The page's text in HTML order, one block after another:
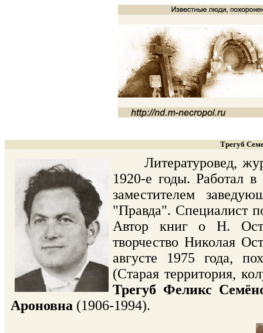
Трегуб
Литературовед,
1920-е годы. Работал
заместителем
"Правда". Специалист
Автор книг о Н.
творчество Николая
августе 1975 года,
(Старая территория,
Трегуб Феликс
Ароновна (1906-1994).